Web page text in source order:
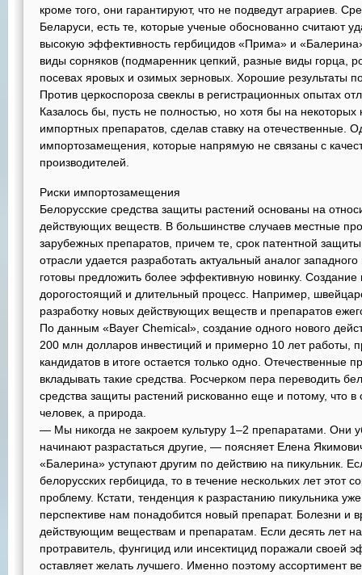
кроме того, они гарантируют, что не подведут аграриев.
Беларуси, есть те, которые ученые обоснованно считают
высокую эффективность гербицидов «Прима» и
виды сорняков (подмаренник цепкий, разные виды горца,
посевах яровых и озимых зерновых. Хорошие результаты
Против церкоспороза свеклы в регистрационных опытах
Казалось бы, пусть не полностью, но хотя бы на некоторых
импортных препаратов, сделав ставку на отечественные.
импортозамещения, которые напрямую не связаны с
производителей.
Риски импортозамещения
Белорусские средства защиты растений основаны на
действующих веществ. В большинстве случаев местные
зарубежных препаратов, причем те, срок патентной
отрасли удается разработать актуальный аналог
готовы предложить более эффективную новинку.
дорогостоящий и длительный процесс. Например,
разработку новых действующих веществ и препаратов
По данным «Bayer Chemical», создание одного нового
200 млн долларов инвестиций и примерно 10 лет работы,
кандидатов в итоге остается только одно. Отечественные
вкладывать такие средства. Росчерком пера переводить
средства защиты растений рискованно еще и потому, что в
человек, а природа.
— Мы никогда не закроем культуру 1–2 препаратами. Они
начинают разрастаться другие, — поясняет Елена
«Балерина» уступают другим по действию на пикульник.
белорусских гербицида, то в течение нескольких лет этот
проблему. Кстати, тенденция к разрастанию пикульника
перспективе нам понадобится новый препарат. Болезни и
действующим веществам и препаратам. Если десять лет
протравитель, фунгицид или инсектицид поражали своей
оставляет желать лучшего. Именно поэтому ассортимент